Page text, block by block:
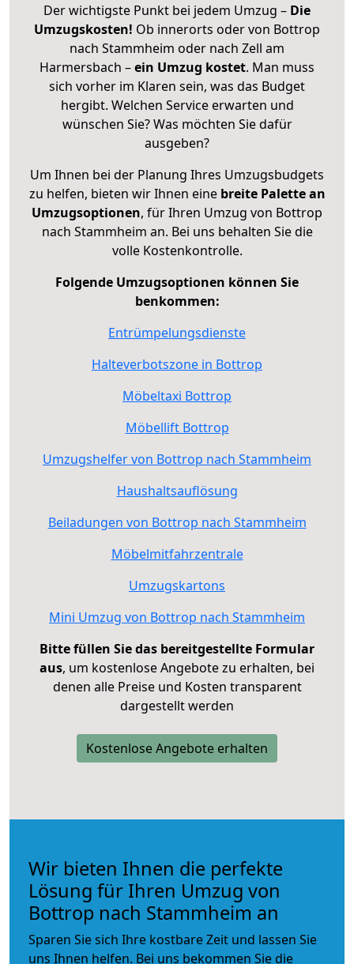
Der wichtigste Punkt bei jedem Umzug – Die
Umzugskosten! Ob innerorts oder von Bottrop
nach Stammheim oder nach Zell am
Harmersbach –ein Umzug kostet. Man muss
sich vorher im Klaren sein, was das Budget
hergibt. Welchen Service erwarten und
wünschen Sie? Was möchten Sie dafür
ausgeben?
Um Ihnen bei der Planung Ihres Umzugsbudgets
zu helfen, bieten wir Ihnen eine breite Palette an
Umzugsoptionen, für Ihren Umzug von Bottrop
nach Stammheim an. Bei uns behalten Sie die
volle Kostenkontrolle.
Folgende Umzugsoptionen können Sie
benkommen:
Entrümpelungsdienste
Halteverbotszone in Bottrop
Möbeltaxi Bottrop
Möbellift Bottrop
Umzugshelfer von Bottrop nach Stammheim
Haushaltsauflösung
Beiladungen von Bottrop nach Stammheim
Möbelmitfahrzentrale
Umzugskartons
Mini Umzug von Bottrop nach Stammheim
Bitte füllen Sie das bereitgestellte Formular
aus, um kostenlose Angebote zu erhalten, bei
denen alle Preise und Kosten transparent
dargestellt werden
Kostenlose Angebote erhalten
Wir bieten Ihnen die perfekte
Lösung für Ihren Umzug von
Bottrop nach Stammheim an
Sparen Sie sich Ihre kostbare Zeit und lassen Sie
uns Ihnen helfen. Bei uns bekommen Sie die